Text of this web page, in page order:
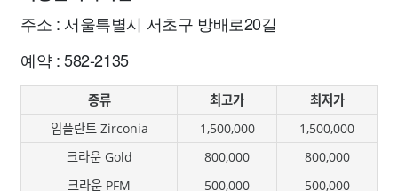
주소 : 서울특별시 서초구 방배로20길
예약 : 582-2135
종류 최고가
최저가
임플란트 Zirconia
1,500,000
1,500,000
크라운 Gold
800,000
800,000
크라운 PFM
500,000
500,000